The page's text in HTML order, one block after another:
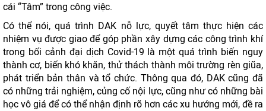
cái “Tâm” trong công việc.
Có thể nói, quá trình DAK nỗ lực, quyết tâm thực hiện các
nhiệm vụ được giao để góp phần xây dựng các công trình khí
trong bối cảnh đại dịch Covid-19 là một quá trình biến nguy
thành cơ, biến khó khăn, thử thách thành môi trường rèn giũa,
phát triển bản thân và tổ chức. Thông qua đó, DAK cũng đã
có những trải nghiệm, củng cố nội lực, cũng như có những bài
học vô giá để có thể nhận định rõ hơn các xu hướng mới, đề ra